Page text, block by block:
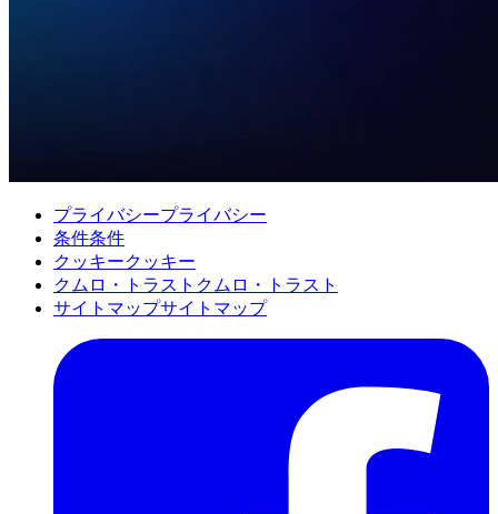
プライバシープライバシー
条件条件
クッキークッキー
クムロ・トラスト クムロ・トラスト
サイトマップサイトマップ